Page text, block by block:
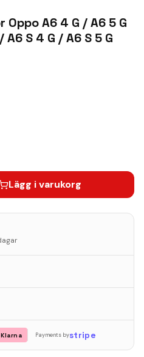
A6 4 G / A6 5 G
A6 S 4 G / A6 S 5 G
Lägg i varukorg
Klarna Payments bystripe